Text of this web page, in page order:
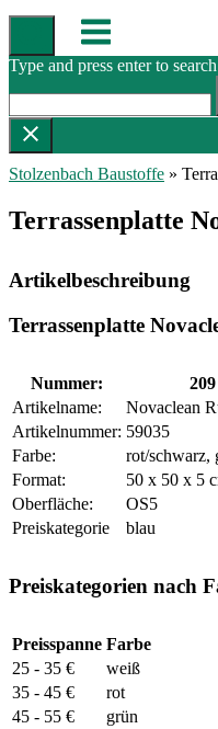
Skip
content
Menu
Type and press enter to search
Stolzenbach Baustoffe »
Terrassenplatte
Artikelbeschreibung
Terrassenplatte
Nummer:
209
Artikelname:
Novaclean
Artikelnummer: 59035
Farbe:
rot/schwarz,
Format:
50 x 50 x 5
Oberfläche:
OS5
Preiskategorie
blau
Preiskategorien nach
Preisspanne Farbe
25 - 35 €
weiß
35 - 45 €
rot
45 - 55 €
grün